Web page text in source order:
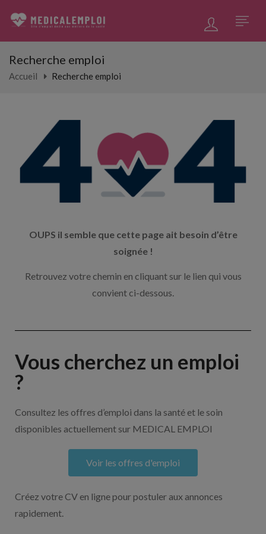
Recherche emploi
Accueil Recherche emploi
OUPS il semble que cette page ait besoin d’être
soignée !
Retrouvez votre chemin en cliquant sur le lien qui vous
convient ci-dessous.
Vous cherchez un emploi
?
Consultez les offres d’emploi dans la santé et le soin
disponibles actuellement sur MEDICAL EMPLOI
Voir les offres d'emploi
Créez votre CV en ligne pour postuler aux annonces
rapidement.